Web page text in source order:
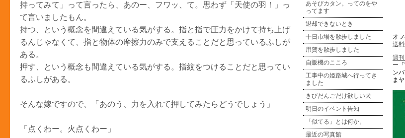
持ってみて」って言ったら、あのー、フワッ、て。思わず「天使の羽！」っ
て言いましたもん。
持つ、という概念を間違えている気がする。指と指で圧力をかけて持ち上げ
るんじゃなくて、指と物体の摩擦力のみで支えることだと思っているふしが
ある。
押す、という概念も間違えている気がする。指紋をつけることだと思ってい
るふしがある。
そんな嫁ですので、「あのう、力を入れて押してみたらどうでしょう」
「点くわー。火点くわー」
あそびカタン。ってのをや
ってます
退却できないとき
十日市場を散歩しました
用賀を散歩しました
自販機のこころ
工事中の姫路城へ行ってき
ました
きびだんごだけ欲しい犬
明日のイベント告知
「似てる」とは何か。
最近の写真館
オ
送
週
ー
ン
ま